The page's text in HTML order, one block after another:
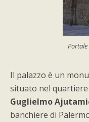
Il palazzo è un
situato nel
Guglielmo
banchiere di